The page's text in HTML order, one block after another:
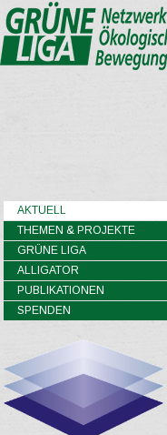
AKTUELL
THEMEN & PROJEKTE
GRÜNE LIGA
ALLIGATOR
PUBLIKATIONEN
SPENDEN